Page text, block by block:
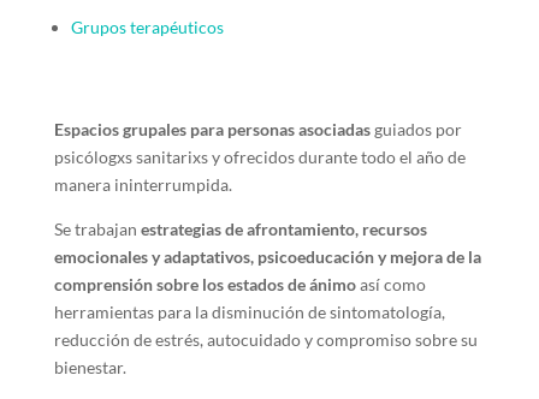
Grupos terapéuticos
Espacios grupales para personas asociadasguiados por
psicólogxs sanitarixs y ofrecidos durante todo el año de
manera ininterrumpida.
Se trabajan estrategias de afrontamiento, recursos
emocionales y adaptativos, psicoeducación y mejora de la
comprensión sobre los estados de ánimoasí como
herramientas para la disminución de sintomatología,
reducción de estrés, autocuidado y compromiso sobre su
bienestar.